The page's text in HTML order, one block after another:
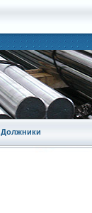
Должники